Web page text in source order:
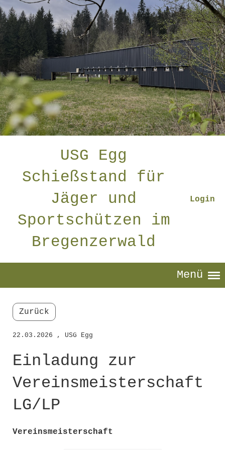
USG Egg
Schießstand für
Jäger und
Sportschützen im
Bregenzerwald
Login
Menü
Zurück
22.03.2026 , USG Egg
Einladung zur
Vereinsmeisterschaft
LG/LP
Vereinsmeisterschaft